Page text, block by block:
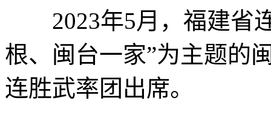
2023年5月，福建省连
根、闽台一家”为主题的
连胜武率团出席。